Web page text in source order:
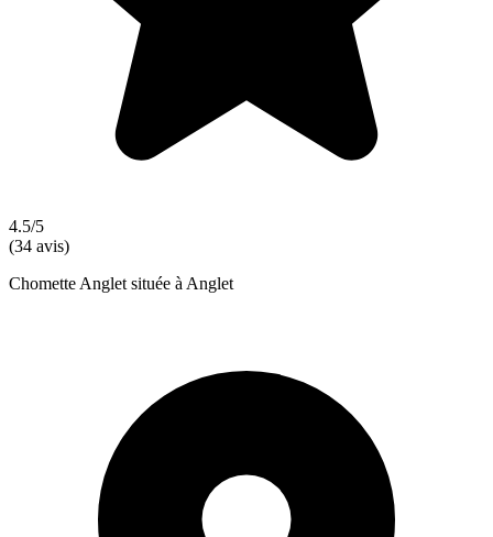
4.5/5
(34 avis)
Chomette Anglet située à Anglet